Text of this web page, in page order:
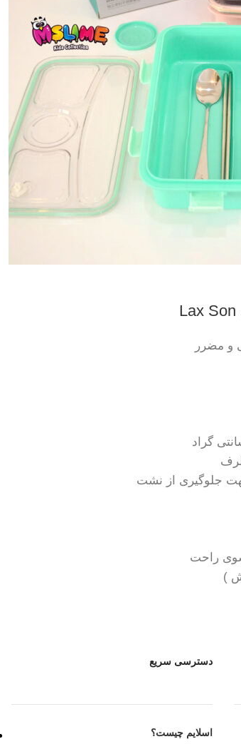
و مضرر
جلوگیری از نشت
راحت
)
دسترسی سریع
اسلایم چیست؟